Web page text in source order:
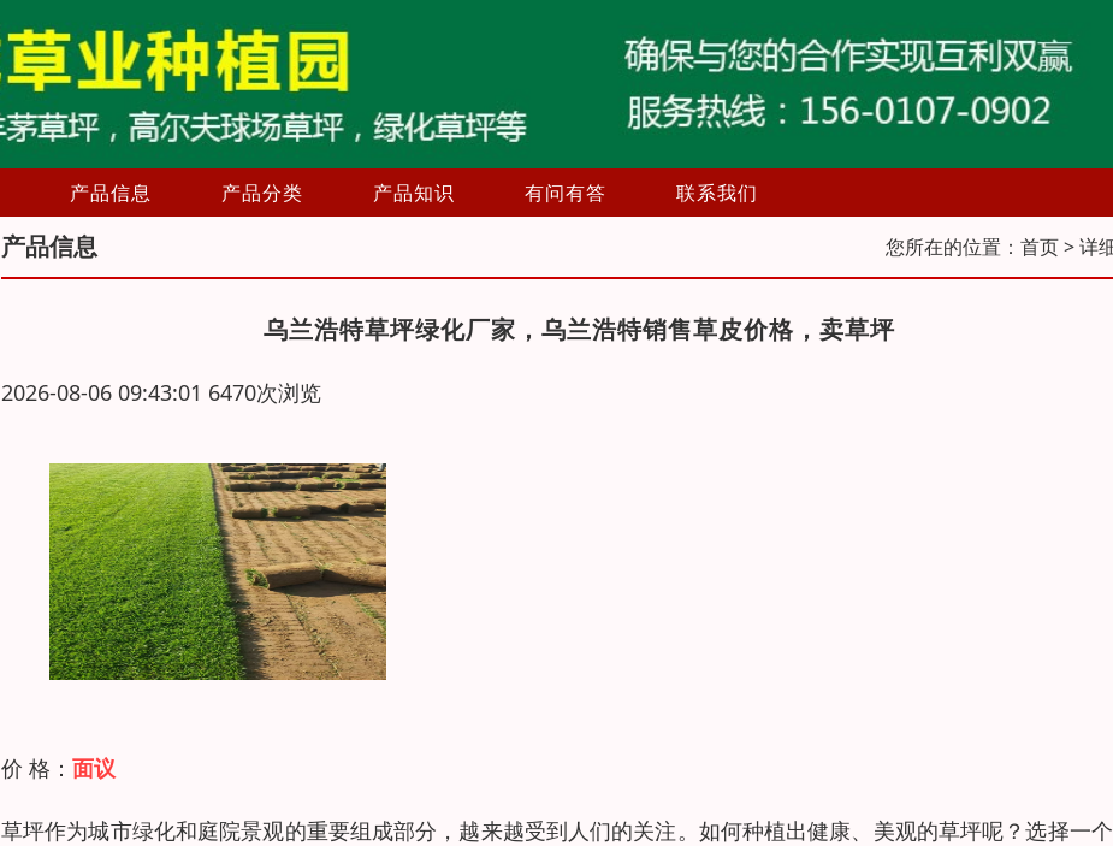
产品信息 产品分类 产品知识 有问有答 联系我们
产品信息 您所在的位置： 首页> 详
乌兰浩特草坪绿化厂家，乌兰浩特销售草皮价格，卖草坪
2026-08-06 09:43:01 6470次浏览
价 格： 面议
草坪作为城市绿化和庭院景观的重要组成部分，越来越受到人们的关注。如何种植出健康、美观的草坪呢？选择一